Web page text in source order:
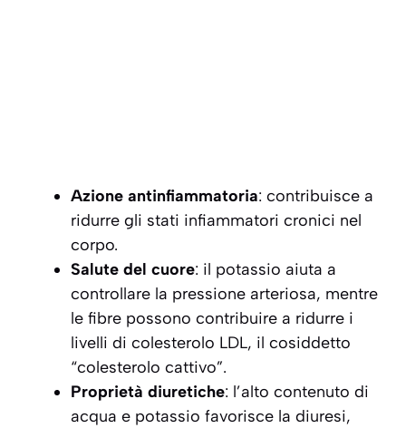
Azione antinfiammatoria: contribuisce a
ridurre gli stati infiammatori cronici nel
corpo.
Salute del cuore: il potassio aiuta a
controllare la pressione arteriosa, mentre
le fibre possono contribuire a ridurre i
livelli di colesterolo LDL, il cosiddetto
“colesterolo cattivo”.
Proprietà diuretiche: l’alto contenuto di
acqua e potassio favorisce la diuresi,